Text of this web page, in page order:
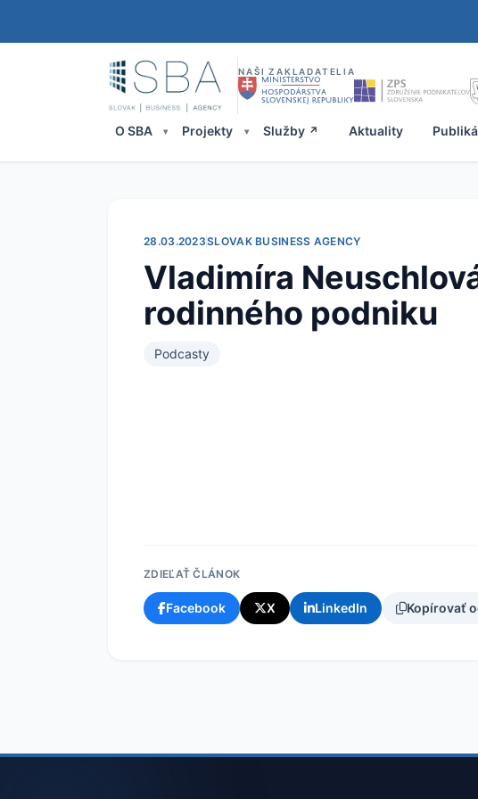
NAŠI ZAKLADATELIA
O SBA Projekty Služby Aktuality
28.03.2023SLOVAK BUSINESS AGENCY
Vladimíra
rodinného podniku
Podcasty
ZDIEĽAŤ ČLÁNOK
Facebook X LinkedIn Kopírovať